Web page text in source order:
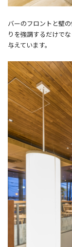
バーのフロントと壁
りを強調するだけで
与えています。